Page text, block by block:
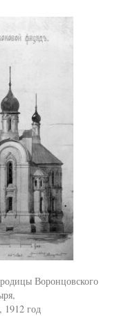
Воронцовского
год